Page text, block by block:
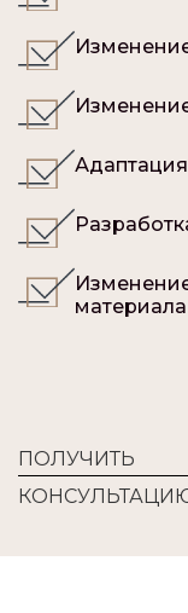
ПОЛУЧИТЬ